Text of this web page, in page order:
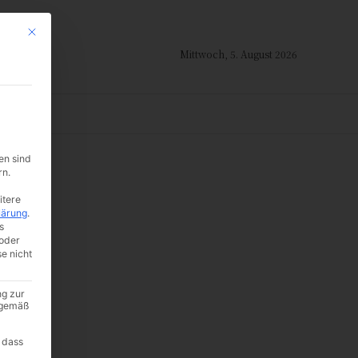
Mittwoch, 5. August 2026
Mit diesem Button wird der Dialog geschlossen. Seine Funktionalität ist
sind
.
nicht
zur